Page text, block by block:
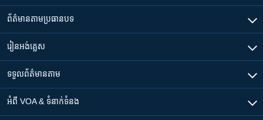
ព័ត៌មាន​តាមប្រធានបទ​
រៀន​​អង់គ្លេស
ទទួល​ព័ត៌មាន​តាម
អំពី​ VOA & ទំនាក់ទំនង